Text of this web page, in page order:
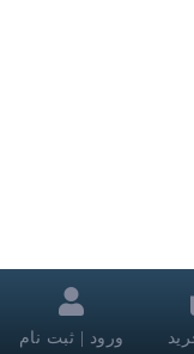
ورود | ثبت نام